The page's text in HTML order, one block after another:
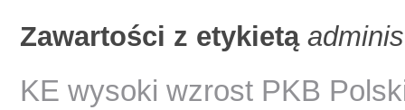
Zawartości z etykietą
KE wysoki wzrost PKB